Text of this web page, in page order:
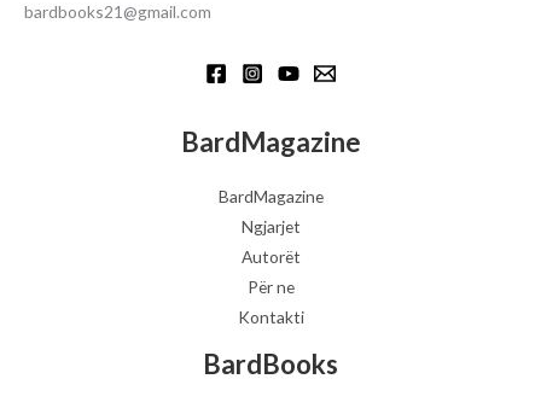
bardbooks21@gmail.com
BardMagazine
BardMagazine
Ngjarjet
Autorët
Për ne
Kontakti
BardBooks